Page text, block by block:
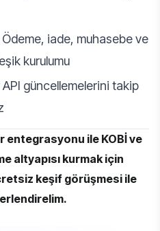
Ödeme, iade, muhasebe ve
kurulumu
güncellemelerini takip
ile KOBİ ve
altyapısı kurmak için
keşif görüşmesi ile